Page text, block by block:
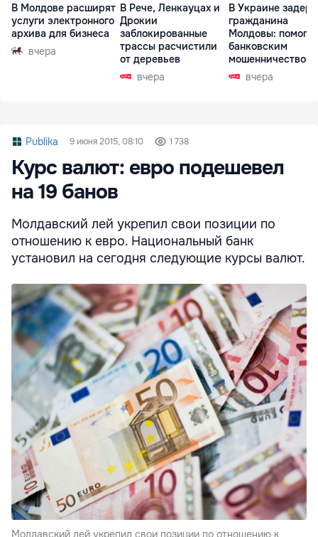
В Молдове расширят
услуги электронного
архива для бизнеса
вчера
В Рече, Ленкауцах и
Дрокии
заблокированные
трассы расчистили
от деревьев
вчера
В Украине
гражданина
Молдовы:
банковским
мошенничеством
Чехиивчера
Publika 9 июня 2015, 08:10 1 738
Курс валют: евро подешевел
на 19 банов
Молдавский лей укрепил свои позиции по
отношению к евро. Национальный банк
установил на сегодня следующие курсы валют.
Молдавский лей укрепил свои позиции по отношению к